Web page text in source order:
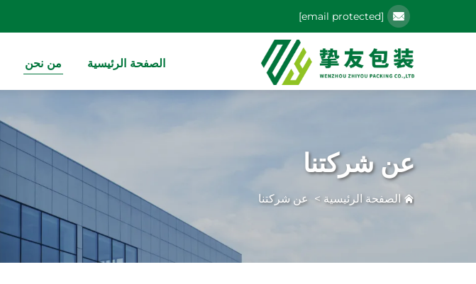
[email protected]
الصفحة الرئيسية من نحن
عن شركتنا
الصفحة الرئيسية > عن شركتنا